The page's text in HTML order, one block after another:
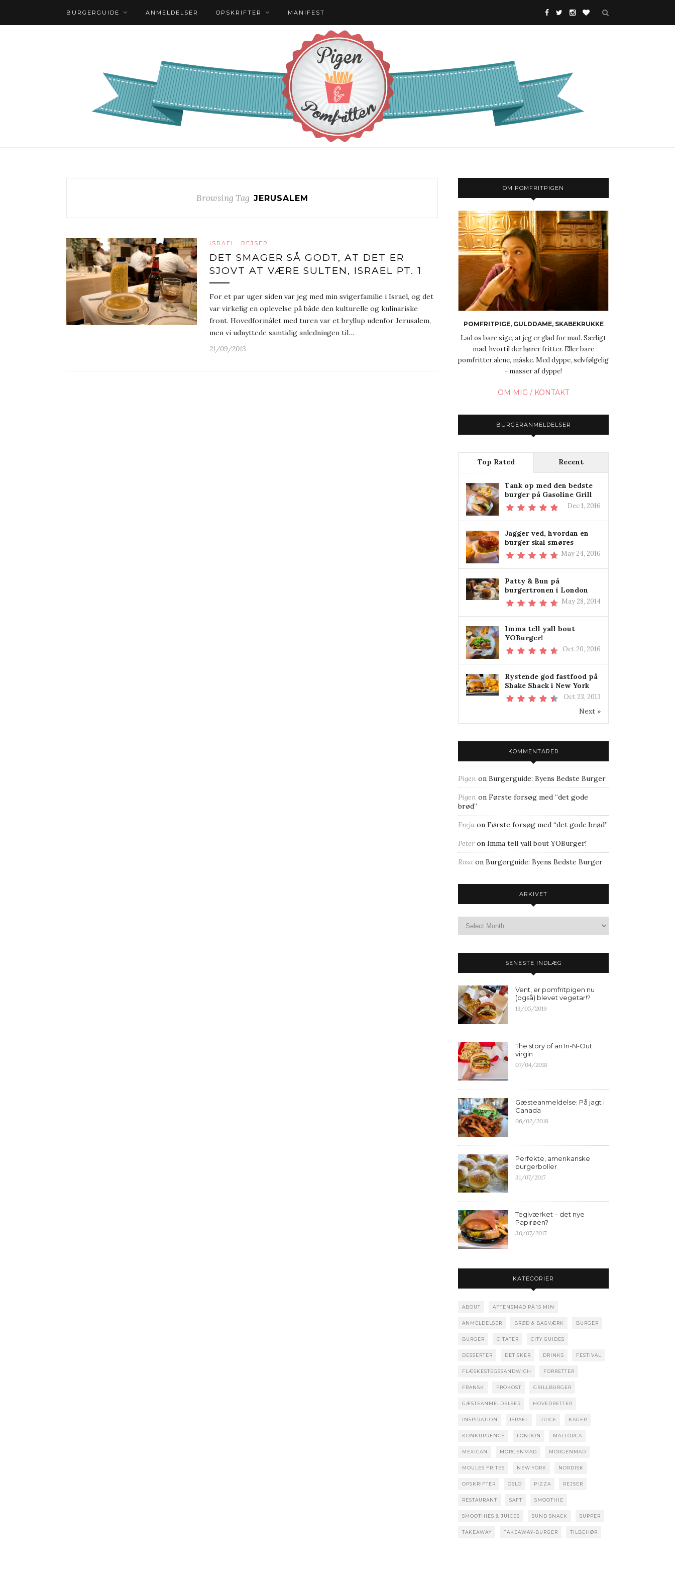
BURGERGUIDE ANMELDELSER OPSKRIFTER MANIFEST
Browsing Tag JERUSALEM
ISRAEL REJSER
DET SMAGER SÅ GODT, AT DET ER
SJOVT AT VÆRE SULTEN, ISRAEL PT. 1
For et par uger siden var jeg med min svigerfamilie i Israel, og det
var virkelig en oplevelse på både den kulturelle og kulinariske
front. Hovedformålet med turen var et bryllup udenfor Jerusalem,
men vi udnyttede samtidig anledningen til…
21/09/2013
OM POMFRITPIGEN
POMFRITPIGE, GULDDAME, SKABEKRUKKE
Lad os bare sige, at jeg er glad for mad. Særligt
mad, hvortil der hører fritter. Eller bare
pomfritter alene, måske. Med dyppe, selvfølgelig
- masser af dyppe!
OM MIG / KONTAKT
BURGERANMELDELSER
Top Rated Recent
Tank op med den bedste
burger på Gasoline Grill
Dec 1, 2016
Jagger ved, hvordan en
burger skal smøres
May 24, 2016
Patty & Bun på
burgertronen i London
May 28, 2014
Imma tell yall bout
YOBurger!
Oct 20, 2016
Rystende god fastfood på
Shake Shack i New York
Oct 23, 2013
Next »
KOMMENTARER
Pigen on Burgerguide: Byens Bedste Burger
Pigen on Første forsøg med “det gode
brød”
Freja on Første forsøg med “det gode brød”
Peteron Imma tell yall bout YOBurger!
Rosa on Burgerguide: Byens Bedste Burger
ARKIVET
SENESTE INDLÆG
Vent, er pomfritpigen nu
(også) blevet vegetar!?
13/05/2019
The story of an In-N-Out
virgin
07/04/2018
Gæsteanmeldelse: På jagt i
Canada
06/02/2018
Perfekte, amerikanske
burgerboller
31/07/2017
Teglværket – det nye
Papirøen?
30/07/2017
KATEGORIER
ABOUT AFTENSMAD PÅ 15 MIN
ANMELDELSER BRØD & BAGVÆRK BURGER
BURGER CITATER CITY GUIDES
DESSERTER DET SKER DRINKS FESTIVAL
FLÆSKESTEGSSANDWICH FORRETTER
FRANSK FROKOST GRILLBURGER
GÆSTEANMELDELSER HOVEDRETTER
INSPIRATION ISRAEL JUICE KAGER
KONKURRENCE LONDON MALLORCA
MEXICAN MORGENMAD MORGENMAD
MOULES FRITES NEW YORK NORDISK
OPSKRIFTER OSLO PIZZA REJSER
RESTAURANT SAFT SMOOTHIE
SMOOTHIES & JUICES SUND SNACK SUPPER
TAKEAWAY TAKEAWAY-BURGER TILBEHØR